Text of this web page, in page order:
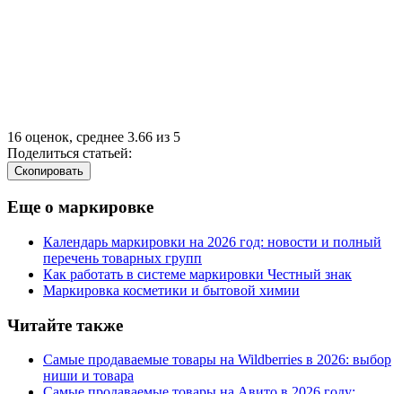
16 оценок, среднее 3.66 из 5
Поделиться статьей:
Cкопировать
Еще о маркировке
Календарь маркировки на 2026 год: новости и полный
перечень товарных групп
Как работать в системе маркировки Честный знак
Маркировка косметики и бытовой химии
Читайте также
Самые продаваемые товары на Wildberries в 2026: выбор
ниши и товара